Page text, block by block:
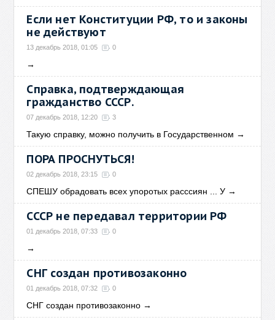
Если нет Конституции РФ, то и законы
не действуют
13 декабрь 2018, 01:05 0
→
Справка, подтверждающая
гражданство СССР.
07 декабрь 2018, 12:20 3
Такую справку, можно получить в Государственном →
ПОРА ПРОСНУТЬСЯ!
02 декабрь 2018, 23:15 0
СПЕШУ обрадовать всех упоротых расссиян ... У →
СССР не передавал территории РФ
01 декабрь 2018, 07:33 0
→
СНГ создан противозаконно
01 декабрь 2018, 07:32 0
СНГ создан противозаконно →